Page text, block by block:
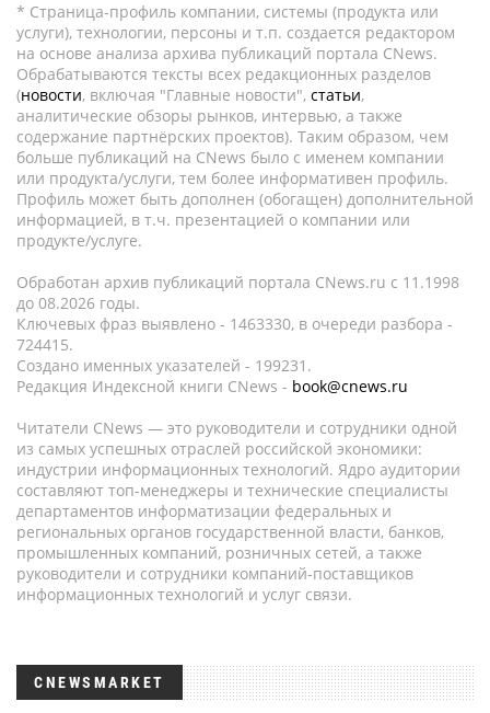
* Страница-профиль компании, системы (продукта или
услуги), технологии, персоны и т.п. создается редактором
на основе анализа архива публикаций портала CNews.
Обрабатываются тексты всех редакционных разделов
(новости, включая "Главные новости", статьи,
аналитические обзоры рынков, интервью, а также
содержание партнёрских проектов). Таким образом, чем
больше публикаций на CNews было с именем компании
или продукта/услуги, тем более информативен профиль.
Профиль может быть дополнен (обогащен) дополнительной
информацией, в т.ч. презентацией о компании или
продукте/услуге.
Обработан архив публикаций портала CNews.ru c 11.1998
до 08.2026 годы.
Ключевых фраз выявлено - 1463330, в очереди разбора -
724415.
Создано именных указателей - 199231.
Редакция Индексной книги CNews - book@cnews.ru
Читатели CNews — это руководители и сотрудники одной
из самых успешных отраслей российской экономики:
индустрии информационных технологий. Ядро аудитории
составляют топ-менеджеры и технические специалисты
департаментов информатизации федеральных и
региональных органов государственной власти, банков,
промышленных компаний, розничных сетей, а также
руководители и сотрудники компаний-поставщиков
информационных технологий и услуг связи.
CNEWSMARKET